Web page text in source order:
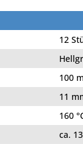
12
100
11
160
ca.